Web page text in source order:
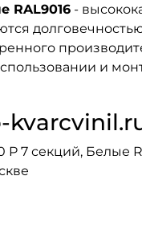
RAL9016 -
и
7 секций, Белые